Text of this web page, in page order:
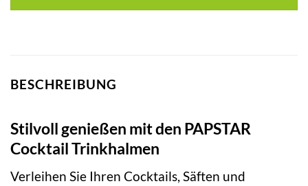
BESCHREIBUNG
Stilvoll genießen mit den PAPSTAR
Cocktail Trinkhalmen
Verleihen Sie Ihren Cocktails, Säften und